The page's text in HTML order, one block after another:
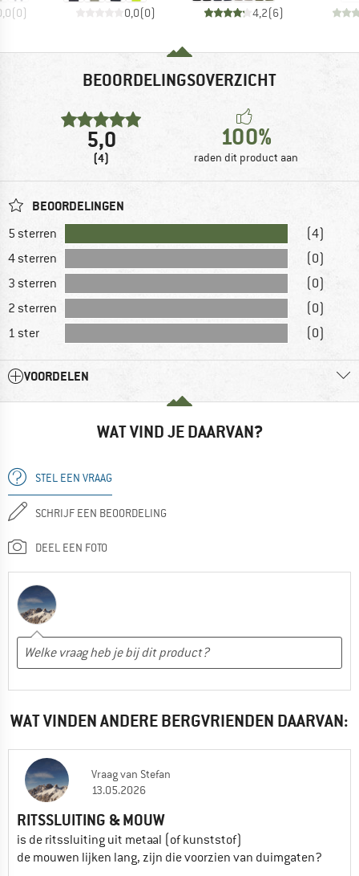
(0)
0,0(0)
4,2(6)
BEOORDELINGSOVERZICHT
5,0
(4)
100%
raden dit product aan
BEOORDELINGEN
5 sterren
(4)
4 sterren
(0)
3 sterren
(0)
2 sterren
(0)
1 ster
(0)
VOORDELEN
WAT VIND JE DAARVAN?
STEL EEN VRAAG
SCHRIJF EEN BEOORDELING
DEEL EEN FOTO
WAT VINDEN ANDERE BERGVRIENDEN DAARVAN:
Vraagvan Stefan
13.05.2026
RITSSLUITING & MOUW
is de ritssluiting uit metaal (of kunststof)
de mouwen lijken lang, zijn die voorzien van duimgaten?